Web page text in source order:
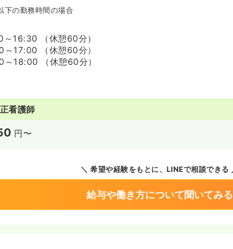
下の勤務時間の場合
16:30 （休憩60分）
17:00 （休憩60分）
18:00 （休憩60分）
正看護師
円〜
希望や経験をもとに、LINEで相談できる
給与や働き方について聞いてみる